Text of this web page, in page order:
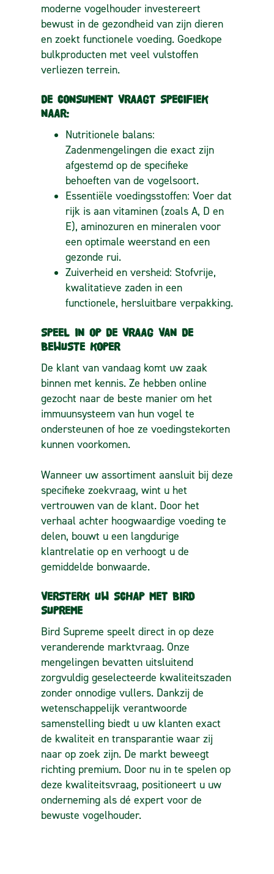
moderne vogelhouder investereert
bewust in de gezondheid van zijn dieren
en zoekt functionele voeding. Goedkope
bulkproducten met veel vulstoffen
verliezen terrein.
DE CONSUMENT VRAAGT SPECIFIEK
NAAR:
Nutritionele balans:
Zadenmengelingen die exact zijn
afgestemd op de specifieke
behoeften van de vogelsoort.
Essentiële voedingsstoffen: Voer dat
rijk is aan vitaminen (zoals A, D en
E), aminozuren en mineralen voor
een optimale weerstand en een
gezonde rui.
Zuiverheid en versheid: Stofvrije,
kwalitatieve zaden in een
functionele, hersluitbare verpakking.
SPEEL IN OP DE VRAAG VAN DE
BEWUSTE KOPER
De klant van vandaag komt uw zaak
binnen met kennis. Ze hebben online
gezocht naar de beste manier om het
immuunsysteem van hun vogel te
ondersteunen of hoe ze voedingstekorten
kunnen voorkomen.
Wanneer uw assortiment aansluit bij deze
specifieke zoekvraag, wint u het
vertrouwen van de klant. Door het
verhaal achter hoogwaardige voeding te
delen, bouwt u een langdurige
klantrelatie op en verhoogt u de
gemiddelde bonwaarde.
VERSTERK UW SCHAP MET BIRD
SUPREME
Bird Supreme speelt direct in op deze
veranderende marktvraag. Onze
mengelingen bevatten uitsluitend
zorgvuldig geselecteerde kwaliteitszaden
zonder onnodige vullers. Dankzij de
wetenschappelijk verantwoorde
samenstelling biedt u uw klanten exact
de kwaliteit en transparantie waar zij
naar op zoek zijn. De markt beweegt
richting premium. Door nu in te spelen op
deze kwaliteitsvraag, positioneert u uw
onderneming als dé expert voor de
bewuste vogelhouder.